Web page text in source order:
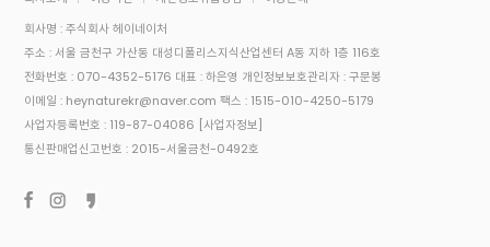
회사명 : 주식회사 헤이네이처
주소 : 서울 금천구 가산동 대성디폴리스지식산업센터 A동 지하 1층 116호
전화번호 : 070-4352-5176 대표 : 하은영 개인정보보호관리자 : 구문봉
이메일 : heynaturekr@naver.com 팩스 : 1515-010-4250-5179
사업자등록번호 : 119-87-04086 [사업자정보]
통신판매업신고번호 : 2015-서울금천-0492호